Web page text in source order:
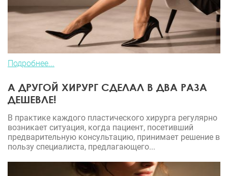
Подробнее...
А ДРУГОЙ ХИРУРГ СДЕЛАЛ В ДВА РАЗА
ДЕШЕВЛЕ!
В практике каждого пластического хирурга регулярно
возникает ситуация, когда пациент, посетивший
предварительную консультацию, принимает решение в
пользу специалиста, предлагающего...